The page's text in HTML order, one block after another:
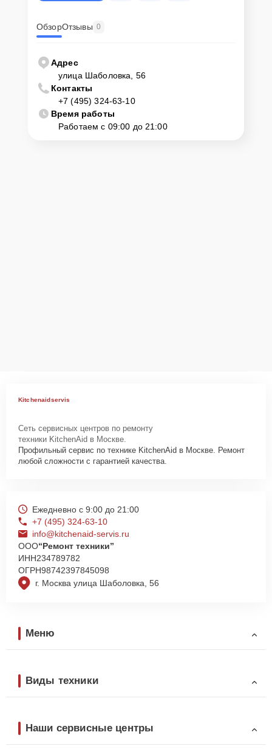
ОбзорОтзывы 0
Адрес
улица Шаболовка, 56
Контакты
+7 (495) 324-63-10
Время работы
Работаем с 09:00 до 21:00
Kitchenaidservis
Сеть сервисных центров по ремонту
техники KitchenAid в Москве.
Профильный сервис по технике KitchenAid в Москве. Ремонт
любой сложности с гарантией качества.
г. Москва улица Шаболовка, 56
Ежедневно с 9:00 до 21:00
+7 (495) 324-63-10
info@kitchenaid-servis.ru
ООО“Ремонт техники”
ИНН234789782
ОГРН98742397845098
Меню
Виды техники
Наши сервисные центры